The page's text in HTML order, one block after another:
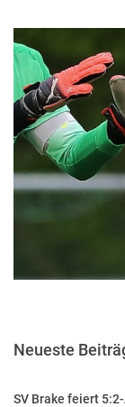
Neueste
SV Brake feiert